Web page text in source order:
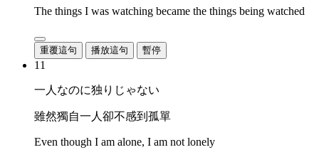
The things I was watching became the things being watched
重覆這句 播放這句 暫停
11
一人なのに独りじゃない
雖然獨自一人卻不感到孤單
Even though I am alone, I am not lonely